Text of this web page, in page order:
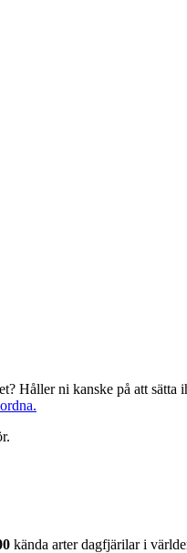
Håller ni kanske på att
kända arter dagfjärilar i